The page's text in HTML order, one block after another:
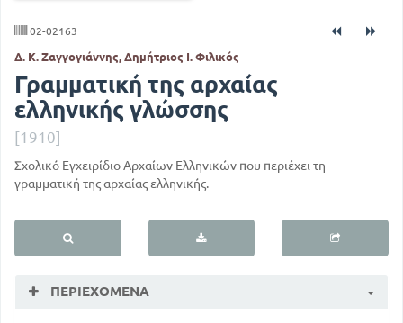
02-02163
Δ. Κ. Ζαγγογιάννης, Δημήτριος Ι. Φιλικός
Γραμματική της αρχαίας
ελληνικής γλώσσης
[1910]
Σχολικό Εγχειρίδιο Αρχαίων Ελληνικών που περιέχει τη
γραμματική της αρχαίας ελληνικής.
ΠΕΡΙΕΧΌΜΕΝΑ